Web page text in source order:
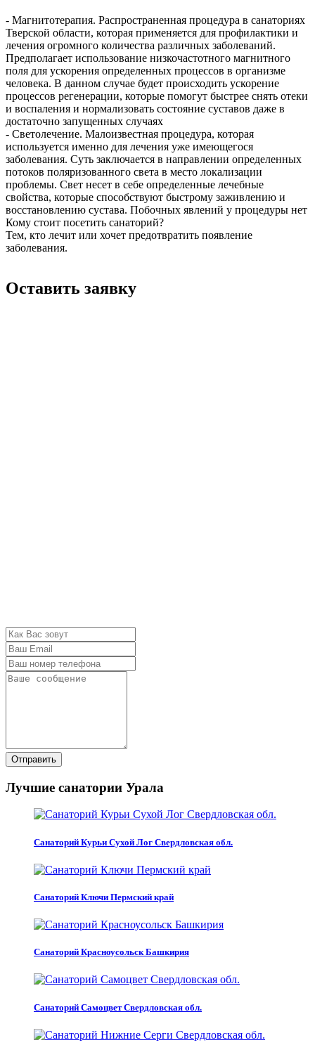
- Магнитотерапия. Распространенная процедура в санаториях
Тверской области, которая применяется для профилактики и
лечения огромного количества различных заболеваний.
Предполагает использование низкочастотного магнитного
поля для ускорения определенных процессов в организме
человека. В данном случае будет происходить ускорение
процессов регенерации, которые помогут быстрее снять отеки
и воспаления и нормализовать состояние суставов даже в
достаточно запущенных случаях
- Светолечение. Малоизвестная процедура, которая
используется именно для лечения уже имеющегося
заболевания. Суть заключается в направлении определенных
потоков поляризованного света в место локализации
проблемы. Свет несет в себе определенные лечебные
свойства, которые способствуют быстрому заживлению и
восстановлению сустава. Побочных явлений у процедуры нет
Кому стоит посетить санаторий?
Тем, кто лечит или хочет предотвратить появление
заболевания.
Оставить заявку
Отправить
Лучшие санатории Урала
Санаторий Курьи Сухой Лог Свердловская обл.
Санаторий Ключи Пермский край
Санаторий Красноусольск Башкирия
Санаторий Самоцвет Свердловская обл.